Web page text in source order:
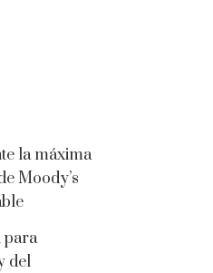
la máxima
Moody’s
para
del